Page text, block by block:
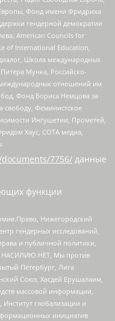
Фонд имени Фридриха
гендерной демократии
American Councils for
of International Education,
Школа международных
Мунка, Российско-
отношений им
Фонд Бориса Немцова за
Феминистское
Ингушетии, Прометей,
Хаус, СОТА медиа,
7756/ данные
функции
Нижегородский
гендерных исследований,
и публичной политики,
НАСИЛИЮ.НЕТ, Мы против
Петербург, Лига
Союз, Хасдей Ерушалаим,
массовой информации,
глобализации и
инициатив